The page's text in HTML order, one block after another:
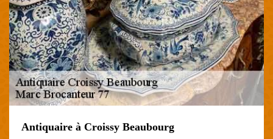
Antiquaire à Croissy Beaubourg